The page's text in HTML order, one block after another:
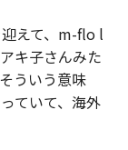
えて、m-flo l
キ子さんみた
ういう意味
ていて、海外